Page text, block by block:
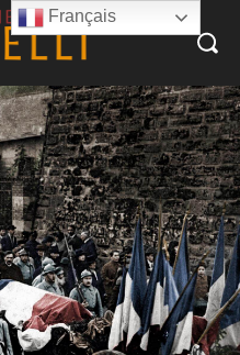
Français